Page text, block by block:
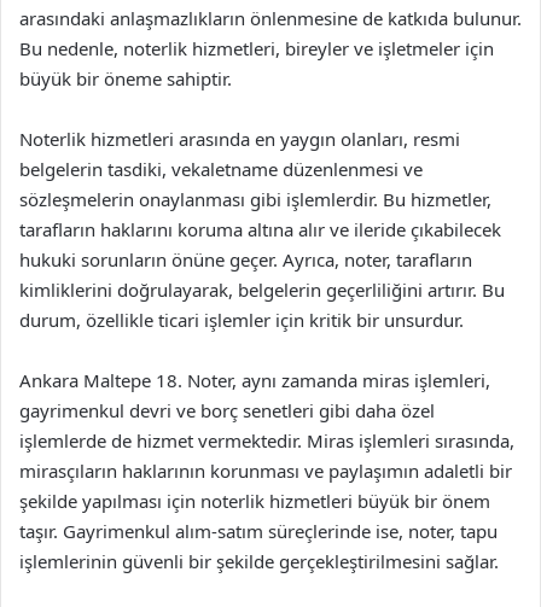
arasındaki anlaşmazlıkların önlenmesine de katkıda bulunur.
Bu nedenle, noterlik hizmetleri, bireyler ve işletmeler için
büyük bir öneme sahiptir.
Noterlik hizmetleri arasında en yaygın olanları, resmi
belgelerin tasdiki, vekaletname düzenlenmesi ve
sözleşmelerin onaylanması gibi işlemlerdir. Bu hizmetler,
tarafların haklarını koruma altına alır ve ileride çıkabilecek
hukuki sorunların önüne geçer. Ayrıca, noter, tarafların
kimliklerini doğrulayarak, belgelerin geçerliliğini artırır. Bu
durum, özellikle ticari işlemler için kritik bir unsurdur.
Ankara Maltepe 18. Noter, aynı zamanda miras işlemleri,
gayrimenkul devri ve borç senetleri gibi daha özel
işlemlerde de hizmet vermektedir. Miras işlemleri sırasında,
mirasçıların haklarının korunması ve paylaşımın adaletli bir
şekilde yapılması için noterlik hizmetleri büyük bir önem
taşır. Gayrimenkul alım-satım süreçlerinde ise, noter, tapu
işlemlerinin güvenli bir şekilde gerçekleştirilmesini sağlar.